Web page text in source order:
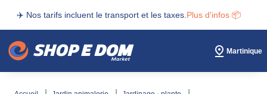
✈️ Nos tarifs incluent le transport et les taxes. Plus d'infos 📦
Martinique